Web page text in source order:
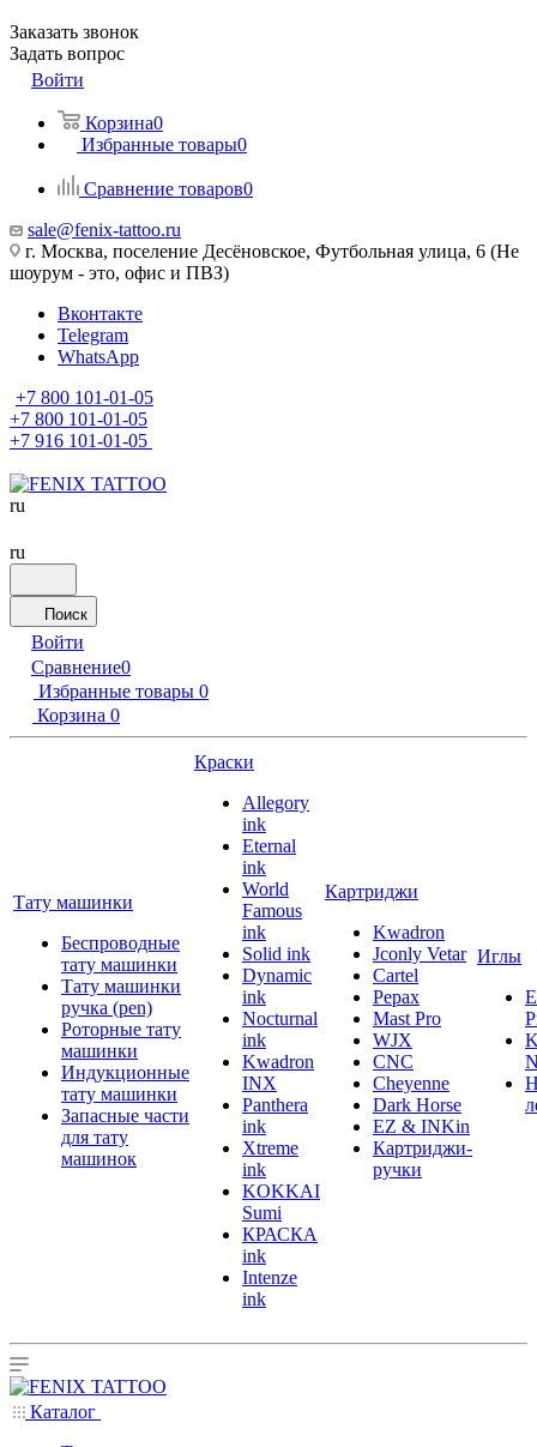
Заказать звонок
Задать вопрос
Войти
Корзина0
Избранные товары0
Сравнение товаров0
sale@fenix-tattoo.ru
г. Москва, поселение Десёновское, Футбольная улица, 6 (Не
шоурум - это, офис и ПВЗ)
Вконтакте
Telegram
WhatsApp
+7 800 101-01-05
+7 800 101-01-05
+7 916 101-01-05
ru
ru
Поиск
Войти
Сравнение0
Избранные товары 0
Корзина 0
Тату машинки
Беспроводные
тату машинки
Тату машинки
ручка (pen)
Роторные тату
машинки
Индукционные
тату машинки
Запасные части
для тату
машинок
Краски
Allegory
ink
Eternal
ink
World
Famous
ink
Solid ink
Dynamic
ink
Nocturnal
ink
Kwadron
INX
Panthera
ink
Xtreme
ink
KOKKAI
Sumi
КРАСКА
ink
Intenze
ink
Картриджи
Kwadron
Jconly Vetar
Cartel
Pepax
Mast Pro
WJX
CNC
Cheyenne
Dark Horse
EZ & INKin
Картриджи-
ручки
Иглы
Каталог